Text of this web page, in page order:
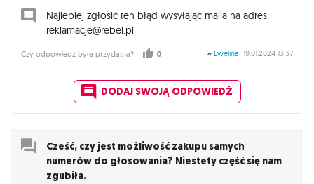
Najlepiej zgłosić ten błąd wysyłając maila na adres:
reklamacje@rebel.pl
Czy odpowiedź była przydatna? 0 ~ Ewelina 19.01.2024 13:37
DODAJ SWOJĄ ODPOWIEDŹ
Cześć, czy jest możliwość zakupu samych
numerów do głosowania? Niestety część się nam
zgubiła.